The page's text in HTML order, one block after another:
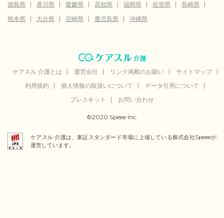
徳島県
香川県 愛媛県 高知県 福岡県 佐賀県
長崎県
熊本県
大分県 宮崎県 鹿児島県 沖縄県
ケアスル 介護とは 運営会社 リンク掲載のお願い
サイトマップ
利用規約
個人情報の取扱いについて
データ引用について
プレスキット
お問い合わせ
©2020 Speee Inc.
ケアスル 介護は、東証スタンダード市場に上場している株式会社Speeeが
運営しています。